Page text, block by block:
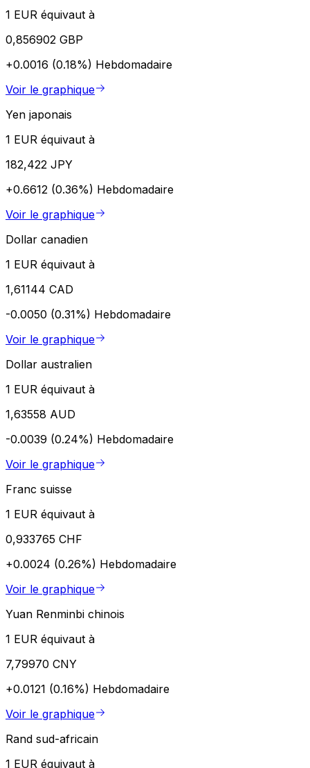
1 EUR équivaut à
0,856902 GBP
+0.0016 (0.18%) Hebdomadaire
Voir le graphique
Yen japonais
1 EUR équivaut à
182,422 JPY
+0.6612 (0.36%) Hebdomadaire
Voir le graphique
Dollar canadien
1 EUR équivaut à
1,61144 CAD
-0.0050 (0.31%) Hebdomadaire
Voir le graphique
Dollar australien
1 EUR équivaut à
1,63558 AUD
-0.0039 (0.24%) Hebdomadaire
Voir le graphique
Franc suisse
1 EUR équivaut à
0,933765 CHF
+0.0024 (0.26%) Hebdomadaire
Voir le graphique
Yuan Renminbi chinois
1 EUR équivaut à
7,79970 CNY
+0.0121 (0.16%) Hebdomadaire
Voir le graphique
Rand sud-africain
1 EUR équivaut à